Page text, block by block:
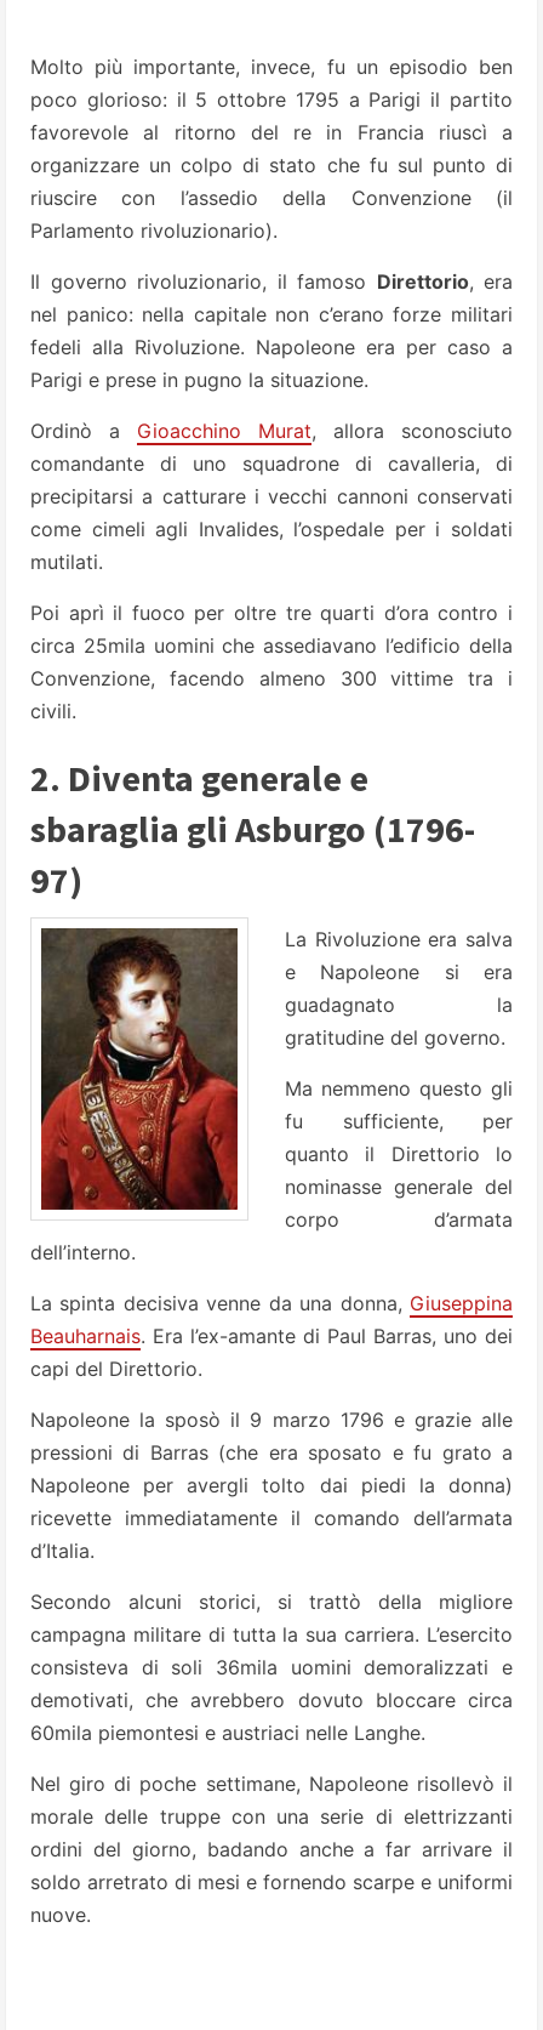
Molto più importante, invece, fu un episodio ben
poco glorioso: il 5 ottobre 1795 a Parigi il partito
favorevole al ritorno del re in Francia riuscì a
organizzare un colpo di stato che fu sul punto di
riuscire con l’assedio della Convenzione (il
Parlamento rivoluzionario).
Il governo rivoluzionario, il famoso Direttorio, era
nel panico: nella capitale non c’erano forze militari
fedeli alla Rivoluzione. Napoleone era per caso a
Parigi e prese in pugno la situazione.
Ordinò a Gioacchino Murat, allora sconosciuto
comandante di uno squadrone di cavalleria, di
precipitarsi a catturare i vecchi cannoni conservati
come cimeli agli Invalides, l’ospedale per i soldati
mutilati.
Poi aprì il fuoco per oltre tre quarti d’ora contro i
circa 25mila uomini che assediavano l’edificio della
Convenzione, facendo almeno 300 vittime tra i
civili.
2. Diventa generale e
sbaraglia gli Asburgo (1796-
97)
La Rivoluzione era salva
e Napoleone si era
guadagnato la
gratitudine del governo.
Ma nemmeno questo gli
fu sufficiente, per
quanto il Direttorio lo
nominasse generale del
corpo d’armata
dell’interno.
La spinta decisiva venne da una donna, Giuseppina
Beauharnais. Era l’ex-amante di Paul Barras, uno dei
capi del Direttorio.
Napoleone la sposò il 9 marzo 1796 e grazie alle
pressioni di Barras (che era sposato e fu grato a
Napoleone per avergli tolto dai piedi la donna)
ricevette immediatamente il comando dell’armata
d’Italia.
Secondo alcuni storici, si trattò della migliore
campagna militare di tutta la sua carriera. L’esercito
consisteva di soli 36mila uomini demoralizzati e
demotivati, che avrebbero dovuto bloccare circa
60mila piemontesi e austriaci nelle Langhe.
Nel giro di poche settimane, Napoleone risollevò il
morale delle truppe con una serie di elettrizzanti
ordini del giorno, badando anche a far arrivare il
soldo arretrato di mesi e fornendo scarpe e uniformi
nuove.